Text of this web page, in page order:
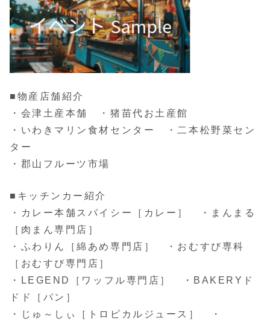
■物産店舗紹介
・会津土産本舗 ・猪苗代お土産館
・いわきマリン食材センター ・二本松野菜セン
ター
・郡山フルーツ市場
■キッチンカー紹介
・カレー本舗スパイシー［カレー］ ・まんまる
［肉まん専門店］
・ふわりん［綿あめ専門店］ ・おむすび専科
［おむすび専門店］
・LEGEND［ワッフル専門店］ ・BAKERYド
ドド［パン］
・じゅ～しぃ［トロピカルジュース］ ・